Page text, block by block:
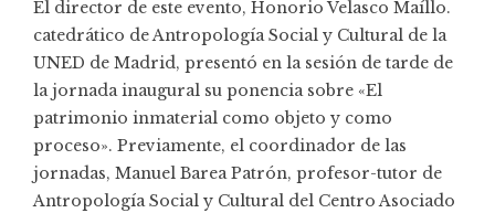
El director de este evento, Honorio Velasco Maíllo.
catedrático de Antropología Social y Cultural de la
UNED de Madrid, presentó en la sesión de tarde de
la jornada inaugural su ponencia sobre «El
patrimonio inmaterial como objeto y como
proceso». Previamente, el coordinador de las
jornadas, Manuel Barea Patrón, profesor-tutor de
Antropología Social y Cultural del Centro Asociado